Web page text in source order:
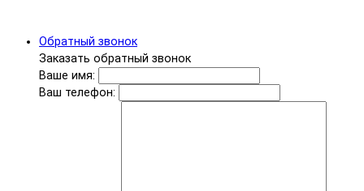
Обратный звонок
Заказать обратный звонок
Ваше имя:
Ваш телефон: